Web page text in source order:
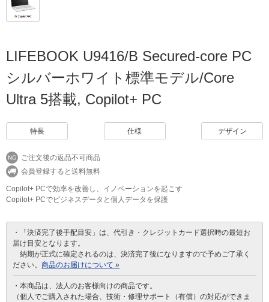
LIFEBOOK U9416/B Secured-core PC
シルバーホワイト標準モデル/Core
Ultra 5搭載, Copilot+ PC
特長 仕様 デザイン
ご注文後の返品不可商品
会員登録すると送料無料
Copilot+ PCで効率を改善し、イノベーションを起こす
Copilot+ PCでビジネスデータと個人データを保護
・「決済完了後手配目安」は、代引き・クレジットカード選択時の最短お
届け目安となります。
納期が正式に確定されるのは、決済完了後になりますので予めご了承く
ださい。 商品のお届けについて »
・本商品は、法人のお客様向けの商品です。
（個人でご購入された場合、技術・修理サポート（有償）の対応ができま